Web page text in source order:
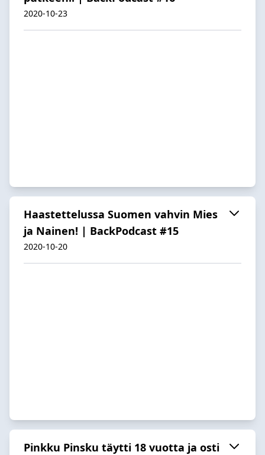
2020-10-23
Haastettelussa Suomen vahvin Mies
ja Nainen! | BackPodcast #15
2020-10-20
Pinkku Pinsku täytti 18 vuotta ja osti